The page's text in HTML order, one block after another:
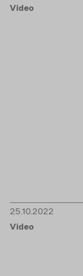
Video
25.10.2022
Video